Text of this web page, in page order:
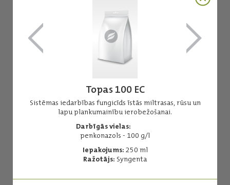
Topas 100 EC
Sistēmas iedarbības fungicīds īstās miltrasas, rūsu un
lapu plankumainību ierobežošanai.
Darbīgās vielas:
penkonazols - 100 g/l
Iepakojums: 250 ml
Ražotājs: Syngenta
Blue Stump Marker
Ūdenī šķīstošas tabletes stumbra ārstēšanas kontrolei.
Darbīgās vielas:
briljantzilais FCF - 25%